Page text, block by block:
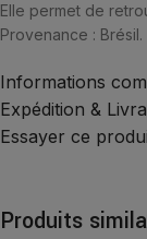
Elle permet de
Provenance : Brésil.
Informations
Expédition &
Essayer ce
Produits